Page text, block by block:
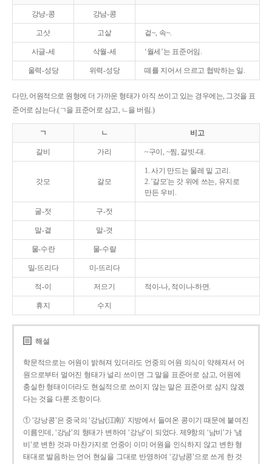
강낭-콩 강남-콩
고삿 고샅 겉~, 속~.
사글-세 삭월-세 ‘월세’는 표준어임.
울력-성당 위력-성당 떼를 지어서 으르고 협박하는 일.
다만, 어원적으로 원형에 더 가까운 형태가 아직 쓰이고 있는 경우에는, 그것을 표
준어로 삼는다.(ㄱ을 표준어로 삼고, ㄴ을 버림.)
ㄱ ㄴ 비고
갈비 가리 ~구이, ~찜, 갈빗-대.
갓모 갈모
1. 사기 만드는 물레 밑 고리.
2. '갈모'는 갓 위에 쓰는, 유지로
만든 우비.
굴-젓 구-젓
말-곁 말-겻
물-수란 물-수랄
밀-뜨리다 미-뜨리다
적-이 저으기 적이-나, 적이나-하면.
휴지 수지
해설
학문적으로는 어원이 밝혀져 있더라도 언중의 어원 의식이 약해져서 어
원으로부터 멀어진 형태가 널리 쓰이면 그 말을 표준어로 삼고, 어원에
충실한 형태이더라도 현실적으로 쓰이지 않는 말은 표준어로 삼지 않겠
다는 것을 다룬 조항이다.
① ‘강낭콩’은 중국의 ‘강남(江南)’ 지방에서 들여온 콩이기 때문에 붙여진
이름인데, ‘강남’의 형태가 변하여 ‘강낭’이 되었다. 제9항의 ‘남비’가 ‘냄
비’로 변한 것과 마찬가지로 언중이 이미 어원을 인식하지 않고 변한 형
태대로 발음하는 언어 현실을 그대로 반영하여 ‘강낭콩’으로 쓰게 한 것